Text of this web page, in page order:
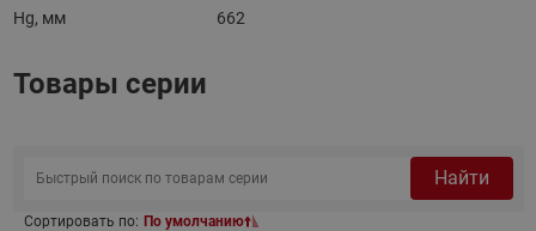
Hg, мм
662
Товары серии
Найти
Сортировать по: По умолчанию